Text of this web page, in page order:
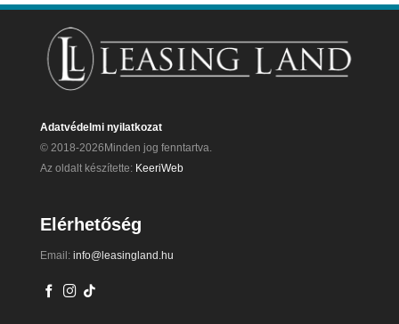
Adatvédelmi nyilatkozat
© 2018-2026Minden jog fenntartva.
Az oldalt készítette: KeeriWeb
Elérhetőség
Email: info@leasingland.hu